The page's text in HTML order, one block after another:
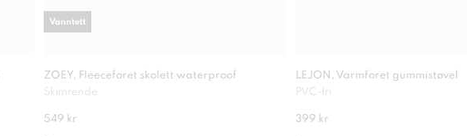
ZOEY, Fleeceforet skolett waterproof
Skimrende
549 kr
Vanntett
LEJON, Varmforet gummistøvel
PVC-fri
399 kr